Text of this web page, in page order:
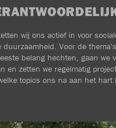
wij ons actief in voor
duurzaamheid. Voor de
belang hechten, gaan we
en zetten we regelmatig
topics ons na aan het hart